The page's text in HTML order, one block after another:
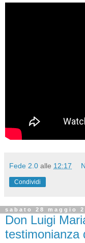
Fede 2.0 alle 12:17
Condividi
sabato 28 maggio
Don Luigi
testimonianza